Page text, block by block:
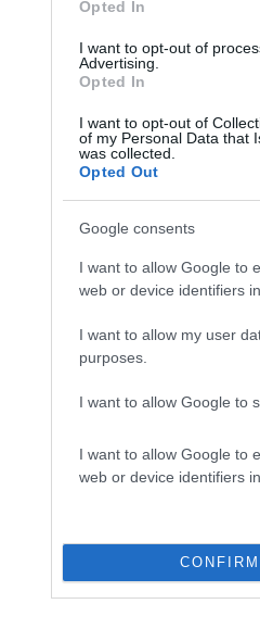
Opted In
I want to opt-out of
Advertising.
Opted In
I want to opt-out of
of my Personal Data that
was collected.
Opted Out
Google consents
I want to allow Google to
web or device identifiers
I want to allow my user
purposes.
I want to allow Google to
I want to allow Google to
web or device identifiers
CONFIRM
υποχρεωτικά πεδία σημειώνονται με
ιστότοπο μου σε αυτόν τον